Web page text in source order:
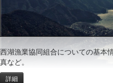
西湖漁業協同組合についての基本
真など。
詳細